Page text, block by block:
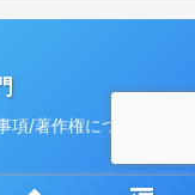
項/著作権について